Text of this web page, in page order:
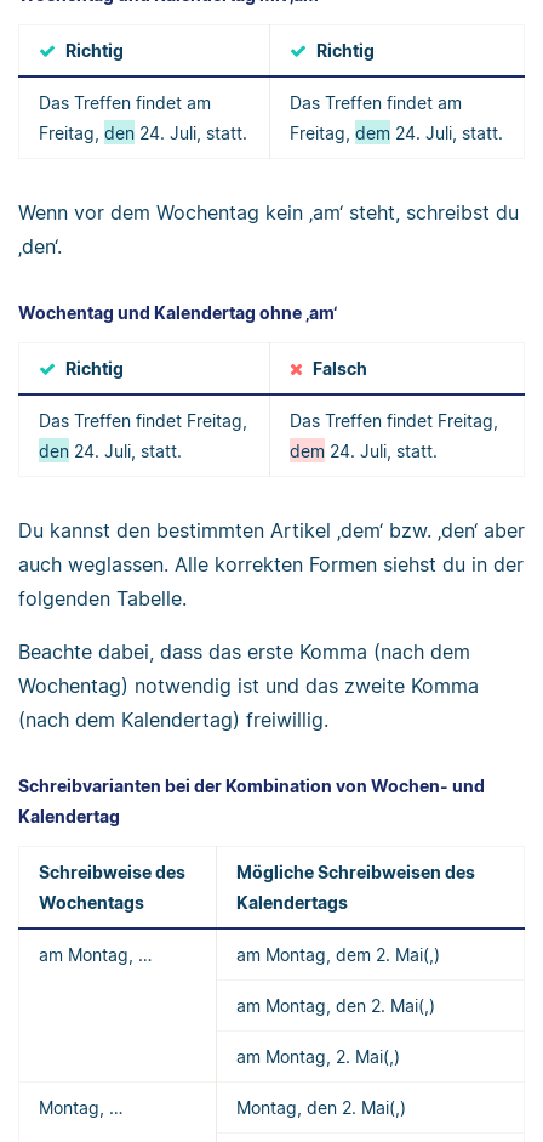
Richtig Richtig
Das Treffen findet am
Freitag, den 24. Juli, statt.
Das Treffen findet am
Freitag, dem 24. Juli, statt.
Wenn vor dem Wochentag kein ‚am‘ steht, schreibst du
‚den‘.
Wochentag und Kalendertag ohne ‚am‘
Richtig Falsch
Das Treffen findet Freitag,
den 24. Juli, statt.
Das Treffen findet Freitag,
dem 24. Juli, statt.
Du kannst den bestimmten Artikel ‚dem‘ bzw. ‚den‘ aber
auch weglassen. Alle korrekten Formen siehst du in der
folgenden Tabelle.
Beachte dabei, dass das erste Komma (nach dem
Wochentag) notwendig ist und das zweite Komma
(nach dem Kalendertag) freiwillig.
Schreibvarianten bei der Kombination von Wochen- und
Kalendertag
Schreibweise des
Wochentags
Mögliche Schreibweisen des
Kalendertags
am Montag, … am Montag, dem 2. Mai(,)
am Montag, den 2. Mai(,)
am Montag, 2. Mai(,)
Montag, … Montag, den 2. Mai(,)